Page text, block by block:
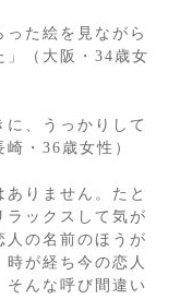
った絵を見ながら
」（大阪・34歳女
に、うっかりして
・36歳女性）
りません。たと
ラックスして気が
人の名前のほうが
が経ち今の恋人
んな呼び間違い